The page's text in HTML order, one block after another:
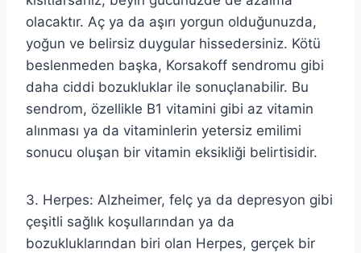
olacaktır. Aç ya da aşırı yorgun olduğunuzda,
yoğun ve belirsiz duygular hissedersiniz. Kötü
beslenmeden başka, Korsakoff sendromu gibi
daha ciddi bozukluklar ile sonuçlanabilir. Bu
sendrom, özellikle B1 vitamini gibi az vitamin
alınması ya da vitaminlerin yetersiz emilimi
sonucu oluşan bir vitamin eksikliği belirtisidir.
3. Herpes: Alzheimer, felç ya da depresyon gibi
çeşitli sağlık koşullarından ya da
bozukluklarından biri olan Herpes, gerçek bir